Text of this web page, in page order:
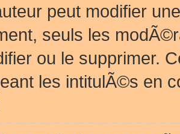
peut modifier
seuls les
ou le supprimer.
les intitulÃ©s en